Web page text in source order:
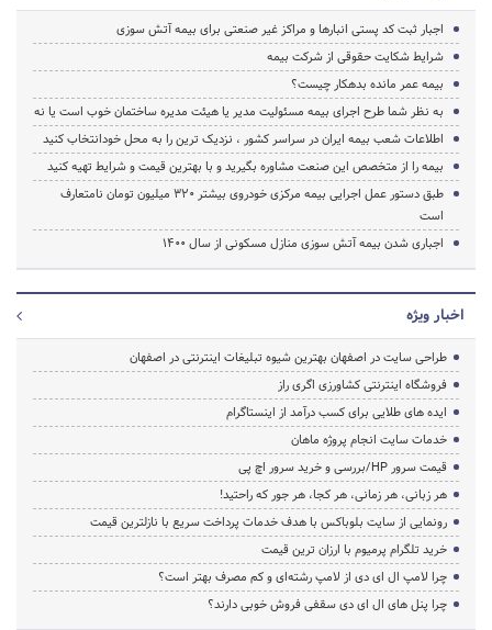
اجبار ثبت کد پستی انبارها و مراکز غیر صنعتی برای بیمه آتش سوزی
شرایط شکایت حقوقی از شرکت بیمه
بیمه عمر مانده بدهکار چیست؟
به نظر شما طرح اجرای بیمه مسئولیت مدیر یا هیئت مدیره ساختمان خوب است یا نه
اطلاعات شعب بیمه ایران در سراسر کشور ، نزدیک ترین را به محل خودانتخاب کنید
بیمه را از متخصص این صنعت مشاوره بگیرید و با بهترین قیمت و شرایط تهیه کنید
طبق دستور عمل اجرایی بیمه مرکزی خودروی بیشتر 320 میلیون تومان نامتعارف
است
اجباری شدن بیمه آتش سوزی منازل مسکونی از سال 1400
اخبار ویژه
طراحی سایت در اصفهان بهترین شیوه تبلیغات اینترنتی در اصفهان
فروشگاه اینترنتی کشاورزی اگری راز
ایده های طلایی برای کسب درآمد از اینستاگرام
خدمات سایت انجام پروژه ماهان
قیمت سرور HP/بررسی و خرید سرور اچ پی
هر زبانی، هر زمانی، هر کجا، هر جور که راحتید!
رونمایی از سایت بلوباکس با هدف خدمات پرداخت سریع با نازلترین قیمت
خرید تلگرام پرمیوم با ارزان ترین قیمت
چرا لامپ ال ای دی از لامپ رشته‌ای و کم مصرف بهتر است؟
چرا پنل های ال ای دی سقفی فروش خوبی دارند؟